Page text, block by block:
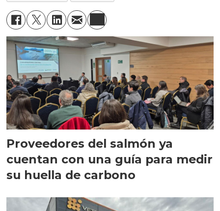
Proveedores del salmón ya
cuentan con una guía para medir
su huella de carbono